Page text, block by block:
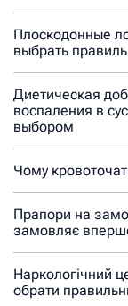
Плоскодонные
выбрать
Диетическая
воспаления в
выбором
Чому
Прапори на
замовляє
Наркологічний
обрати